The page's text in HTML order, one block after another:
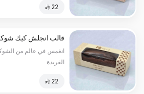
⁨⁦‪‬ 22⁩
قالب انجلش كيك
انغمس في عالم من
الفريدة
⁨⁦‪‬ 22⁩